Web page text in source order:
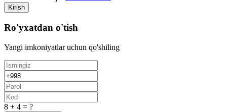
Kirish
Ro'yxatdan o'tish
Yangi imkoniyatlar uchun qo'shiling
8 + 4 = ?